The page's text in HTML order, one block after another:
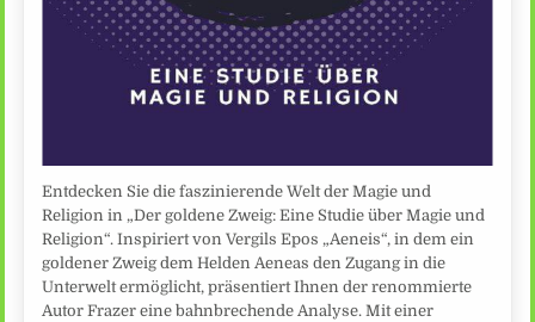
Entdecken Sie die faszinierende Welt der Magie und
Religion in „Der goldene Zweig: Eine Studie über Magie und
Religion“. Inspiriert von Vergils Epos „Aeneis“, in dem ein
goldener Zweig dem Helden Aeneas den Zugang in die
Unterwelt ermöglicht, präsentiert Ihnen der renommierte
Autor Frazer eine bahnbrechende Analyse. Mit einer